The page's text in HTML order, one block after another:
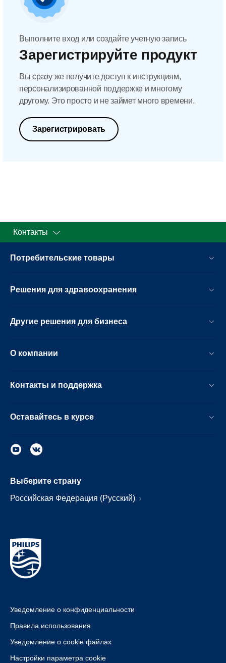
Выполните вход или создайте учетную запись
Зарегистрируйте продукт
Вы сразу же получите доступ к инструкциям,
персонализированной поддержке и многому
другому. Это просто и не займет много времени.
Зарегистрировать
Контакты
Потребительские товары
Решения для здравоохранения
Другие решения для бизнеса
О компании
Контакты и поддержка
Оставайтесь в курсе
Выберите страну
Российская Федерация (Русский)
Уведомление о конфиденциальности
Правила использования
Уведомление о cookie файлах
Настройки параметра cookie